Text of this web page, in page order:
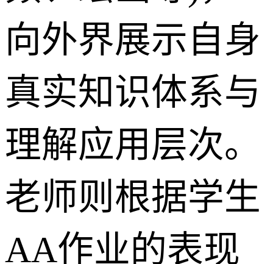
向外界展示自身
真实知识体系与
理解应用层次。
老师则根据学生
AA作业的表现